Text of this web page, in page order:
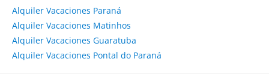
Alquiler Vacaciones Paraná
Alquiler Vacaciones Matinhos
Alquiler Vacaciones Guaratuba
Alquiler Vacaciones Pontal do Paraná